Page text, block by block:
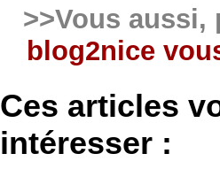
>>Vous aussi,
blog2nice
Ces articles
intéresser :